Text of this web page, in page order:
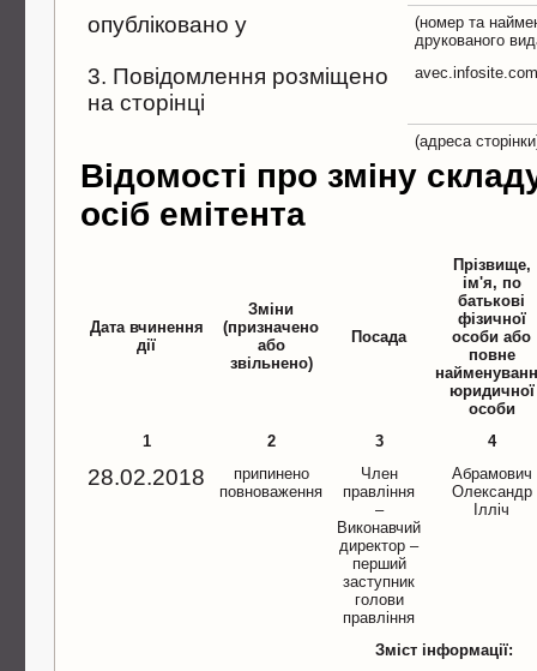
опубліковано у
(номер та
друкованого
3. Повідомлення розміщено
на сторінці
(адреса
Відомості про зміну
осіб емітента
Дата вчинення
дії
Зміни
(призначено
або
звільнено)
Посада
Прізвище,
ім'я, по
батькові
фізичної
особи або
повне
юридичної
особи
1
2 3 4
28.02.2018
припинено
повноваження
Член
правлiння
–
Виконавчий
директор –
перший
заступник
голови
правлiння
Абрамович
Олександр
Iллiч
Зміст інформації: